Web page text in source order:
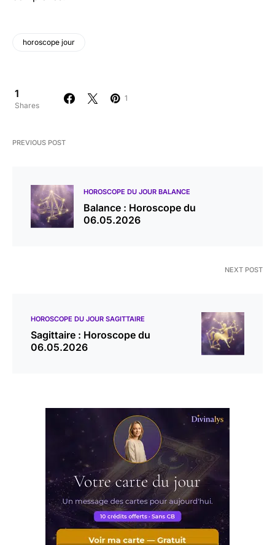
horoscope jour
1
Shares
1
PREVIOUS POST
HOROSCOPE DU JOUR BALANCE
Balance : Horoscope du
06.05.2026
NEXT POST
HOROSCOPE DU JOUR SAGITTAIRE
Sagittaire : Horoscope du
06.05.2026